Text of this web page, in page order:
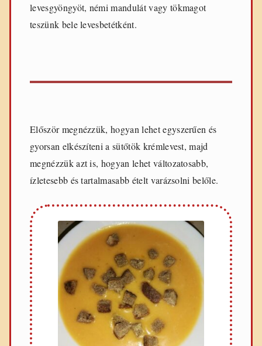
levesgyöngyöt, némi mandulát vagy tökmagot
teszünk bele levesbetétként.
Először megnézzük, hogyan lehet egyszerűen és
gyorsan elkészíteni a sütőtök krémlevest, majd
megnézzük azt is, hogyan lehet változatosabb,
ízletesebb és tartalmasabb ételt varázsolni belőle.